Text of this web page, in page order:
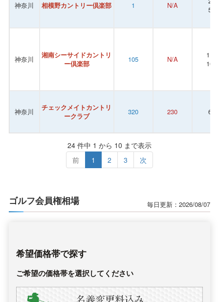
神奈川 相模野カントリー倶楽部 1 N/A
50
神奈川
湘南シーサイドカントリ
ー倶楽部
105 N/A
110
100
神奈川
チェックメイトカントリ
ークラブ
320 230 66
24 件中 1 から 10 まで表示
前
1 2 3 次
ゴルフ会員権相場 毎日更新：2026/08/07
希望価格帯で探す
ご希望の価格帯を選択してください